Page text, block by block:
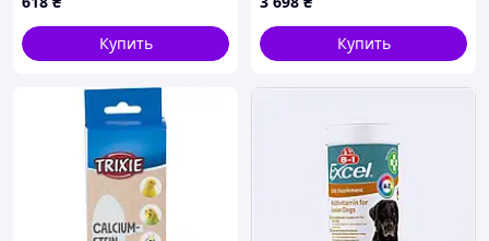
8X9K99530
Купить
(TPL63608)
Купить